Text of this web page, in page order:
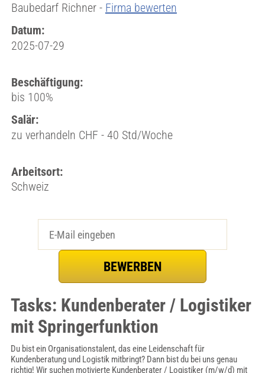
Baubedarf Richner - Firma bewerten
Datum:
2025-07-29
Beschäftigung:
bis 100%
Salär:
zu verhandeln CHF - 40 Std/Woche
Arbeitsort:
Schweiz
Tasks: Kundenberater / Logistiker
mit Springerfunktion
Du bist ein Organisationstalent, das eine Leidenschaft für
Kundenberatung und Logistik mitbringt? Dann bist du bei uns genau
richtig! Wir suchen motivierte Kundenberater / Logistiker (m/w/d) mit